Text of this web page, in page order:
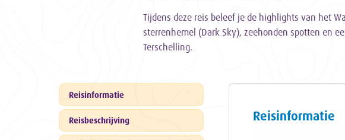
Tijdens deze reis beleef je de highlights van het
sterrenhemel (Dark Sky), zeehonden spotten en
Terschelling.
Reisinformatie
Reisbeschrijving Reisinformatie